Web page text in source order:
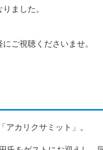
ました。
ご視聴くださいませ。
カリクサミット」。